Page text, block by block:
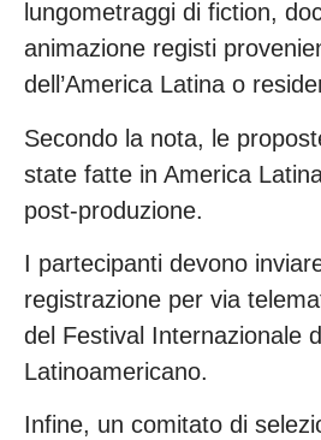
lungometraggi di fiction,
animazione registi
dell’America Latina o
Secondo la nota, le
state fatte in America
post-produzione.
I partecipanti devono
registrazione per via
del Festival Internazionale
Latinoamericano.
Infine, un comitato di